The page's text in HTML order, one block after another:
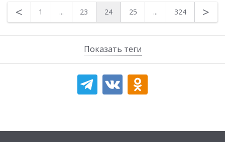
Показать теги
< 1 ... 23 24 25 ... 324 >